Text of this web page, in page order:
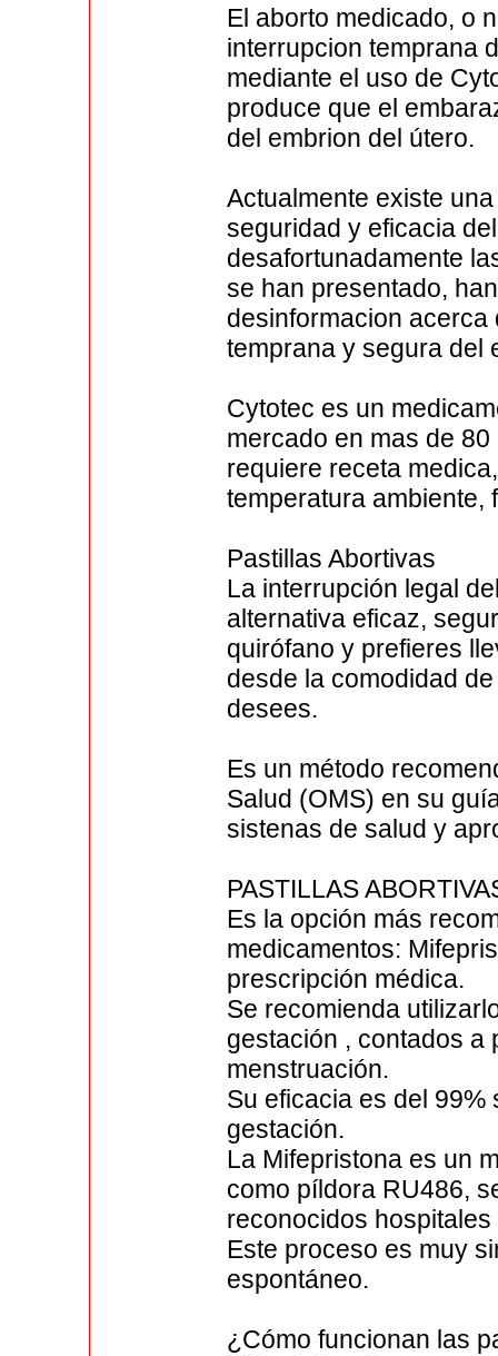
El aborto medicado, o
interrupcion temprana
mediante el uso de
produce que el
del embrion del útero.
Actualmente existe
seguridad y eficacia
desafortunadamente
se han presentado,
desinformacion
temprana y segura del
Cytotec es un
mercado en mas de
requiere receta
temperatura ambiente,
Pastillas Abortivas
La interrupción legal
alternativa eficaz,
quirófano y prefieres
desde la comodidad
desees.
Es un método
Salud (OMS) en su
sistenas de salud y
PASTILLAS
Es la opción más
medicamentos:
prescripción médica.
Se recomienda
gestación , contados a
menstruación.
Su eficacia es del
gestación.
La Mifepristona es un
como píldora RU486,
reconocidos
Este proceso es muy
espontáneo.
¿Cómo funcionan las